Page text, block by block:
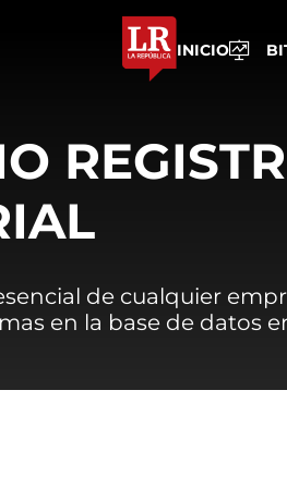
INICIO
de cualquier
en la base de datos